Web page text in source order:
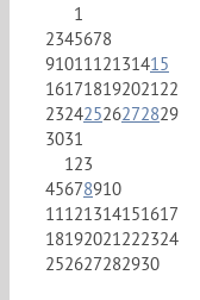
1
2345678
91011 12131415
161718192021 22
23242526272829
3031
1 23
45678910
11 121314151617
18192021 222324
252627282930